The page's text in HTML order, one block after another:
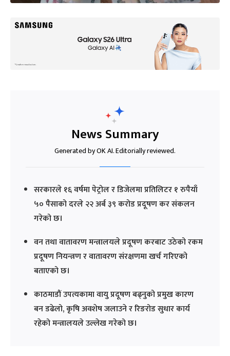
News Summary
Generated by OK AI. Editorially reviewed.
सरकारले १६ वर्षमा पेट्रोल र डिजेलमा प्रतिलिटर १ रुपैयाँ
५० पैसाको दरले २२ अर्ब ३९ करोड प्रदूषण कर संकलन
गरेको छ।
वन तथा वातावरण मन्त्रालयले प्रदूषण करबाट उठेको रकम
प्रदूषण नियन्त्रण र वातावरण संरक्षणमा खर्च गरिएको
बताएको छ।
काठमाडौं उपत्यकामा वायु प्रदूषण बढ्नुको प्रमुख कारण
बन डढेलो, कृषि अवशेष जलाउने र रिङरोड सुधार कार्य
रहेको मन्त्रालयले उल्लेख गरेको छ।